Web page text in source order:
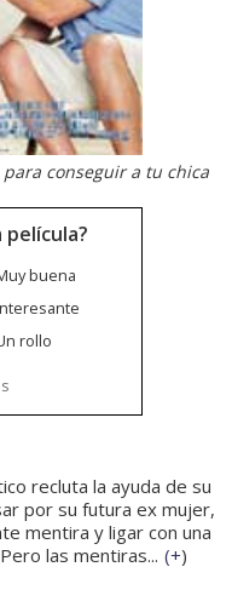
conseguir a tu chica
buena
rollo
recluta la ayuda de su
por su futura ex mujer,
mentira y ligar con una
las mentiras... (+)